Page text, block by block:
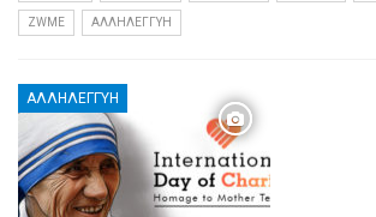
ZWME ΑΛΛΗΛΕΓΓΎΗ
ΑΛΛΗΛΕΓΓΎΗ